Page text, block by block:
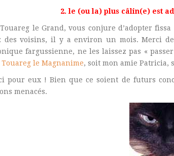
2. le (ou la) plus câlin(e) est
le Grand, vous conjure d’adopter
des voisins, il y a environ un mois. Merci
fargussienne, ne les laissez pas «
Touareg le Magnanime, soit mon amie Patricia,
pour eux ! Bien que ce soient de futurs
menacés.